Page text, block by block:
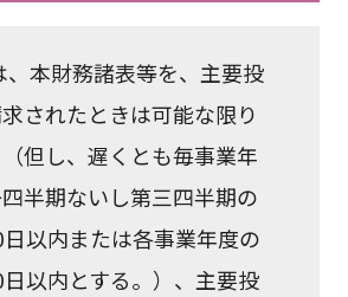
、本財務諸表等を、主要投
されたときは可能な限り
但し、遅くとも毎事業年
半期ないし第三四半期の
以内または各事業年度の
以内とする。）、主要投